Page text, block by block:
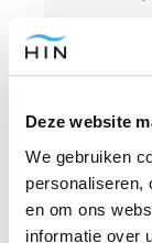
Deze website
We gebruiken
personaliseren,
en om ons
informatie over